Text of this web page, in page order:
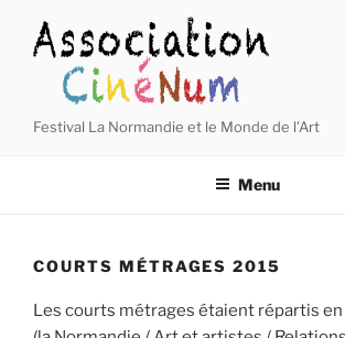
contenu
principal
Festival La Normandie et le Monde de l'Art
Menu
COURTS MÉTRAGES 2015
Les courts métrages étaient répartis